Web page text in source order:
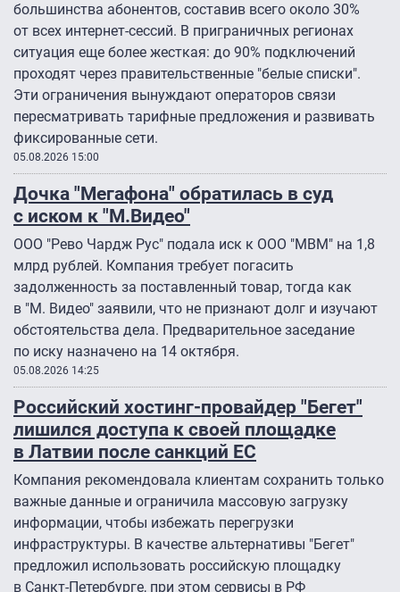
большинства абонентов, составив всего около 30%
от всех интернет-сессий. В приграничных регионах
ситуация еще более жесткая: до 90% подключений
проходят через правительственные "белые списки".
Эти ограничения вынуждают операторов связи
пересматривать тарифные предложения и развивать
фиксированные сети.
05.08.2026 15:00
Дочка "Мегафона" обратилась в суд
с иском к "М.Видео"
ООО "Рево Чардж Рус" подала иск к ООО "МВМ" на 1,8
млрд рублей. Компания требует погасить
задолженность за поставленный товар, тогда как
в "М. Видео" заявили, что не признают долг и изучают
обстоятельства дела. Предварительное заседание
по иску назначено на 14 октября.
05.08.2026 14:25
Российский хостинг-провайдер "Бегет"
лишился доступа к своей площадке
в Латвии после санкций ЕС
Компания рекомендовала клиентам сохранить только
важные данные и ограничила массовую загрузку
информации, чтобы избежать перегрузки
инфраструктуры. В качестве альтернативы "Бегет"
предложил использовать российскую площадку
в Санкт-Петербурге, при этом сервисы в РФ